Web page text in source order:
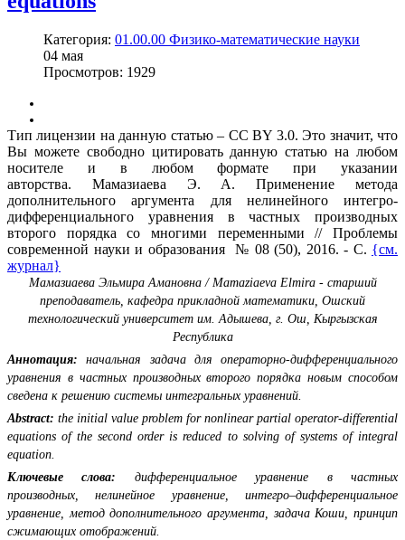
Категория: 01.00.00 Физико-математические науки
04 мая
Просмотров: 1929
Тип лицензии на данную статью – CC BY 3.0. Это значит, что
Вы можете свободно цитировать данную статью на любом
носителе и в любом формате при указании
авторства. Мамазиаева Э. А. Применение метода
дополнительного аргумента для нелинейного интегро-
дифференциального уравнения в частных производных
второго порядка со многими переменными // Проблемы
современной науки и образования № 08 (50), 2016. - С. {см.
журнал}
Мамазиаева Эльмира Амановна / Mamaziaeva Elmira - cтарший
преподаватель, кафедра прикладной математики, Ошский
технологический университет им. Адышева, г. Ош, Кыргызская
Республика
Аннотация: начальная задача для операторно-дифференциального
уравнения в частных производных второго порядка новым способом
сведена к решению системы интегральных уравнений.
Abstract: the initial value problem for nonlinear partial operator-differential
equations of the second order is reduced to solving of systems of integral
equation.
Ключевые слова: дифференциальное уравнение в частных
производных, нелинейное уравнение, интегро–дифференциальное
уравнение, метод дополнительного аргумента, задача Коши, принцип
сжимающих отображений.